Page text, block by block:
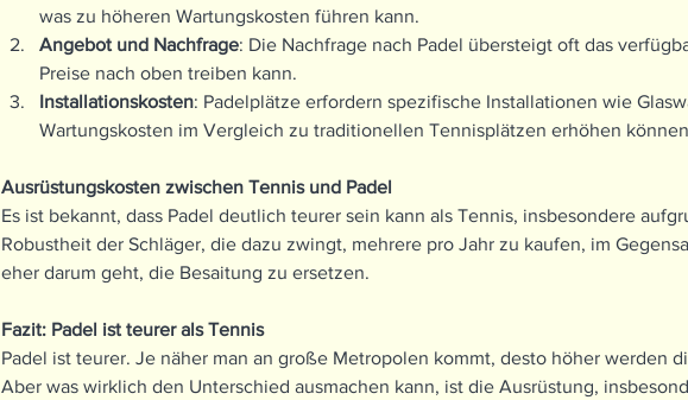
was zu höheren Wartungskosten führen kann.
Angebot und Nachfrage: Die Nachfrage nach Padel übersteigt oft das
Preise nach oben treiben kann.
Installationskosten: Padelplätze erfordern spezifische Installationen wie
Wartungskosten im Vergleich zu traditionellen Tennisplätzen erhöhen
Ausrüstungskosten zwischen Tennis und Padel
Es ist bekannt, dass Padel deutlich teurer sein kann als Tennis, insbesondere
Robustheit der Schläger, die dazu zwingt, mehrere pro Jahr zu kaufen, im
eher darum geht, die Besaitung zu ersetzen.
Fazit: Padel ist teurer als Tennis
Padel ist teurer. Je näher man an große Metropolen kommt, desto höher werden
Aber was wirklich den Unterschied ausmachen kann, ist die Ausrüstung,